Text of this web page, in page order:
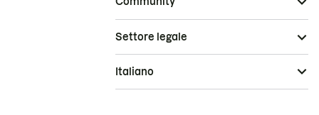
Settore legale
Italiano